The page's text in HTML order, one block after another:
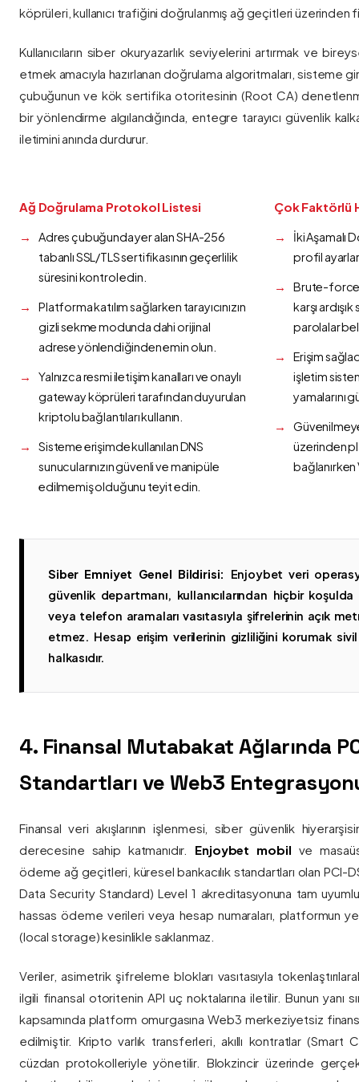
köprüleri, kullanıcı trafiğini doğrulanmış ağ geçitleri üzerinden
Kullanıcıların siber okuryazarlık seviyelerini artırmak ve
etmek amacıyla hazırlanan doğrulama algoritmaları, sisteme
çubuğunun ve kök sertifika otoritesinin (Root CA)
bir yönlendirme algılandığında, entegre tarayıcı güvenlik
iletimini anında durdurur.
Ağ Doğrulama Protokol Listesi
Adres çubuğunda yer alan SHA-256
tabanlı SSL/TLS sertifikasının geçerlilik
süresini kontrol edin.
Platforma katılım sağlarken tarayıcınızın
gizli sekme modunda dahi orijinal
adrese yönlendiğinden emin olun.
Yalnızca resmi iletişim kanalları ve onaylı
gateway köprüleri tarafından duyurulan
kriptolu bağlantıları kullanın.
Sisteme erişimde kullanılan DNS
sunucularınızın güvenli ve manipüle
edilmemiş olduğunu teyit edin.
Çok Faktörlü
İki Aşamalı
profil
Brute-force
karşı
parolalar
Erişim
işletim
yamalarını
üzerinden
bağlanırken
Siber Emniyet Genel Bildirisi:
Enjoybet veri
güvenlik departmanı, kullanıcılarından hiçbir
veya telefon aramaları vasıtasıyla şifrelerinin açık
etmez. Hesap erişim verilerinin gizliliğini korumak
halkasıdır.
4. Finansal Mutabakat Ağlarında
Standartları ve Web3
Finansal veri akışlarının işlenmesi, siber güvenlik
derecesine sahip katmanıdır. Enjoybet mobil ve
ödeme ağ geçitleri, küresel bankacılık standartları olan PCI-
Data Security Standard) Level 1 akreditasyonuna tam
hassas ödeme verileri veya hesap numaraları, platformun
(local storage) kesinlikle saklanmaz.
Veriler, asimetrik şifreleme blokları vasıtasıyla
ilgili finansal otoritenin API uç noktalarına iletilir. Bunun yanı
kapsamında platform omurgasına Web3 merkeziyetsiz
edilmiştir. Kripto varlık transferleri, akıllı kontratlar (Smart
cüzdan protokolleriyle yönetilir. Blokzincir üzerinde